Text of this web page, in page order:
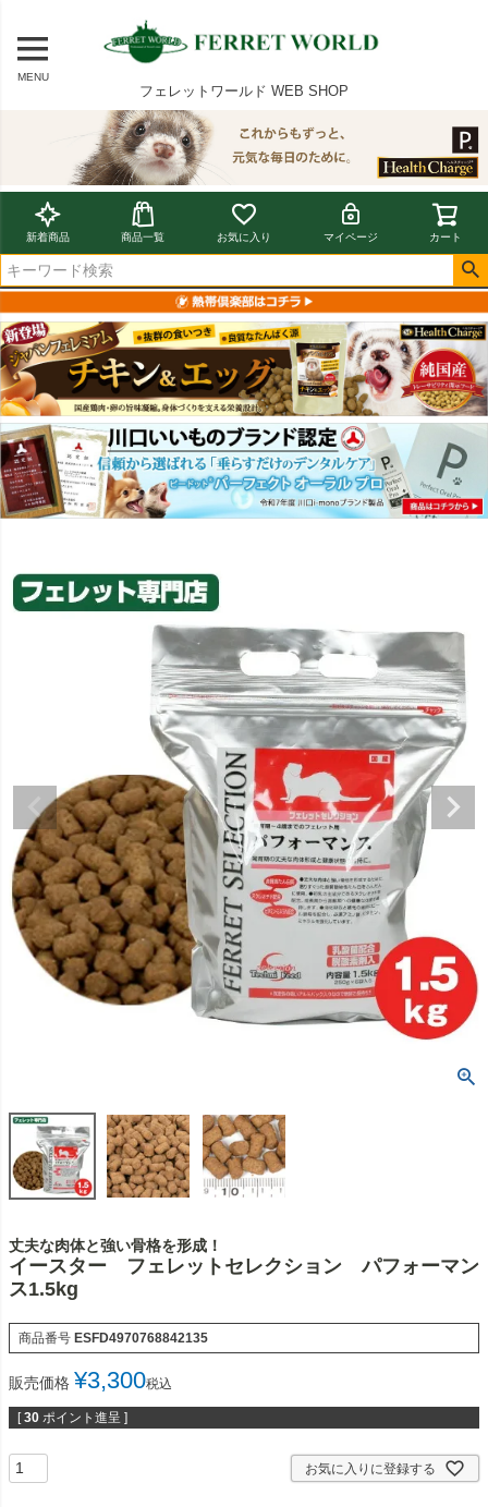
MENU
フェレットワールド WEB SHOP
新着商品 商品一覧 お気に入り マイページ カート
丈夫な肉体と強い骨格を形成！
イースター フェレットセレクション パフォーマン
ス1.5kg
商品番号 ESFD4970768842135
販売価格 ¥3,300税込
[ 30 ポイント進呈 ]
お気に入りに登録する